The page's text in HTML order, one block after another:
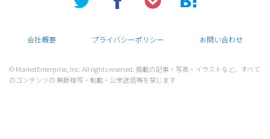
会社概要 プライバシーポリシー お問い合わせ
© MarketEnterprise, Inc. All rights reserved. 掲載の記事・写真・イラストなど、すべて
のコンテンツの 無断複写・転載・公衆送信等を禁じます